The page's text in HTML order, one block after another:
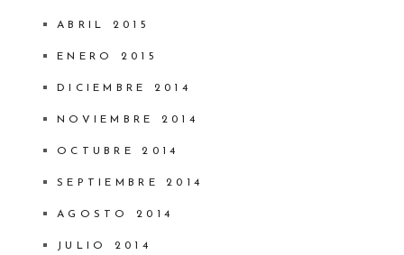
ABRIL 2015
ENERO 2015
DICIEMBRE 2014
NOVIEMBRE 2014
OCTUBRE 2014
SEPTIEMBRE 2014
AGOSTO 2014
JULIO 2014